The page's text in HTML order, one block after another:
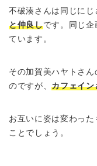
不破湊さんは同じに
と仲良しです。同じ企
ています。
その加賀美ハヤトさ
のですが、カフェイン
お互いに姿は変わっ
ことでしょう。